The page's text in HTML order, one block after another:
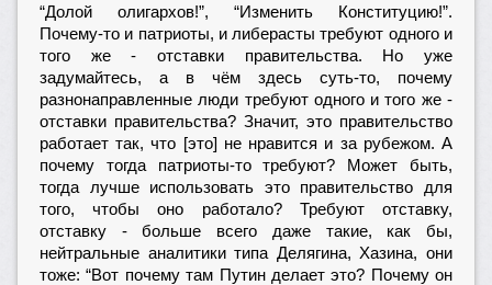
“Долой олигархов!”, “Изменить Конституцию!”.
Почему-то и патриоты, и либерасты требуют одного и
того же - отставки правительства. Но уже
задумайтесь, а в чём здесь суть-то, почему
разнонаправленные люди требуют одного и того же -
отставки правительства? Значит, это правительство
работает так, что [это] не нравится и за рубежом. А
почему тогда патриоты-то требуют? Может быть,
тогда лучше использовать это правительство для
того, чтобы оно работало? Требуют отставку,
отставку - больше всего даже такие, как бы,
нейтральные аналитики типа Делягина, Хазина, они
тоже: “Вот почему там Путин делает это? Почему он